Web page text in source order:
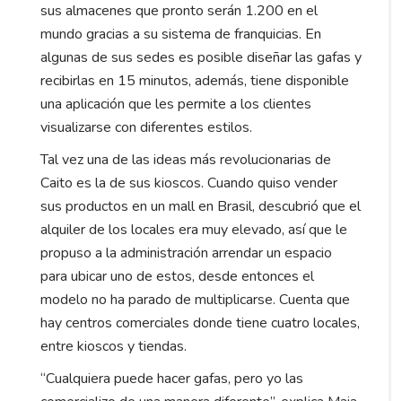
sus almacenes que pronto serán 1.200 en el
mundo gracias a su sistema de franquicias. En
algunas de sus sedes es posible diseñar las gafas y
recibirlas en 15 minutos, además, tiene disponible
una aplicación que les permite a los clientes
visualizarse con diferentes estilos.
Tal vez una de las ideas más revolucionarias de
Caito es la de sus kioscos. Cuando quiso vender
sus productos en un mall en Brasil, descubrió que el
alquiler de los locales era muy elevado, así que le
propuso a la administración arrendar un espacio
para ubicar uno de estos, desde entonces el
modelo no ha parado de multiplicarse. Cuenta que
hay centros comerciales donde tiene cuatro locales,
entre kioscos y tiendas.
“Cualquiera puede hacer gafas, pero yo las